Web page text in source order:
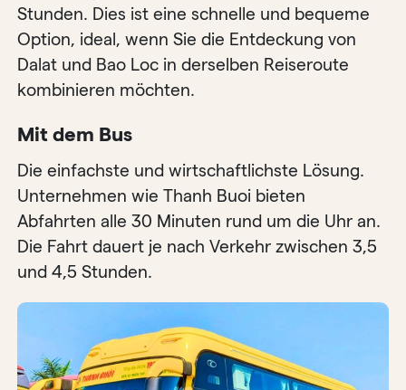
Stunden. Dies ist eine schnelle und bequeme
Option, ideal, wenn Sie die Entdeckung von
Dalat und Bao Loc in derselben Reiseroute
kombinieren möchten.
Mit dem Bus
Die einfachste und wirtschaftlichste Lösung.
Unternehmen wie Thanh Buoi bieten
Abfahrten alle 30 Minuten rund um die Uhr an.
Die Fahrt dauert je nach Verkehr zwischen 3,5
und 4,5 Stunden.